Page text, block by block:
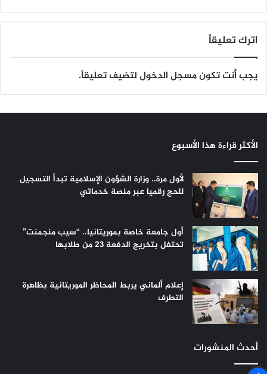
اترك تعليقاً
يجب أنت تكونمسجل الدخوللتضيف تعليقاً.
الأكثر قراءة هذا الأسبوع
لأول مرة.. وزارة الشؤون الإسلامية تبدأ التسجيل
للحج رقميا عبر منصة خدماتي
أول جامعة خاصة بموريتانيا.. “سيب منجمنت”
تحتفل بتخريج الدفعة 23 من طلابها
إعلام ألماني يربط المحاظر الموريتانية بظاهرة
التطرف
أحدث المنشورات